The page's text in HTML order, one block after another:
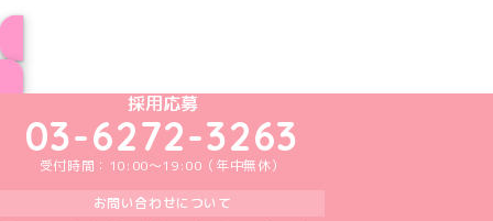
めいどりーみんTikTok公式アカウント
めいどりーみんX公式アカウント
めいどりーみんInstagram公式アカウント
めいどりーみんFacebook公式アカウン
めいどりーみんYouTube公式アカ
採用応募
03-6272-3263
受付時間：10:00～19:00（年中無休）
お問い合わせについて